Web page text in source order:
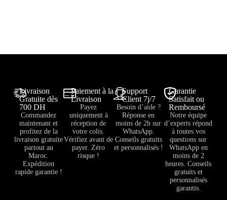
Livraison
Gratuite dès
700 DH
Commandez
maintenant et
profitez de la
livraison gratuite
partout au
Maroc.
Expédition
rapide garantie !
Paiement à la
Livraison
Payez
uniquement à
réception de
votre colis.
Vérifiez avant de
payer. Zéro
risque !
Support
Client 7j/7
Besoin d’aide ?
Réponse en
moins de 2h sur
WhatsApp.
Conseils gratuits
et personnalisés !
Garantie
Satisfait ou
Remboursé
Notre équipe
d’experts répond
à toutes vos
questions sur
WhatsApp en
moins de 2
heures. Conseils
gratuits et
personnalisés
garantis.